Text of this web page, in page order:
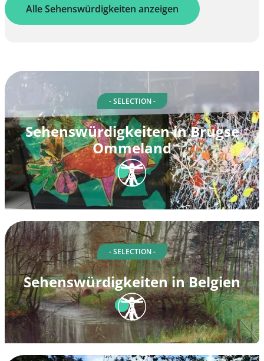
Alle Sehenswürdigkeiten anzeigen
- SELECTION -
Sehenswürdigkeiten in Brugse
Ommeland
- SELECTION -
Sehenswürdigkeiten in Belgien